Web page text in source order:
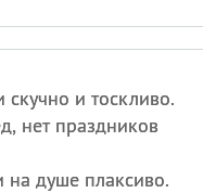
и тоскливо.
нет праздников
на душе плаксиво.